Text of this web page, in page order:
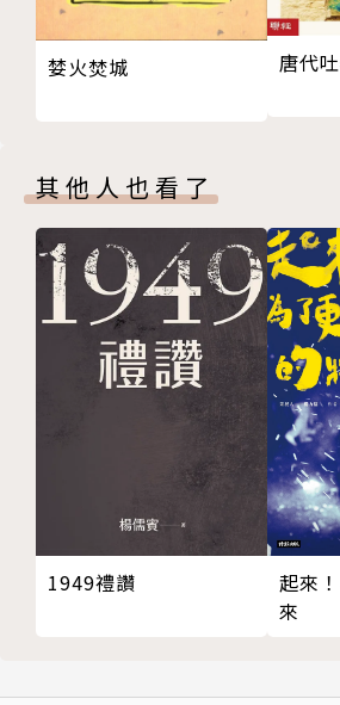
(以發表時間為序)
4/9
4/10
留下來就為了這一口氣！
不能在擊垮敵人之前，就先被彼此
我哭，可能是為父母的不諒解，也
恐懼。
站出來不一定會改變什麼，但不站
垃圾給我，你們繼續向前衝吧。
爸、媽，一起到立法院吧！
當國家已經違法，我們怎麼還能死
為了守護民主，我們再次相聚。
我希望大家可以再主動一點。
媽媽，我把工作辭掉了。
我希望在每個人心中種一朵太陽花
我們不僅是學生，也是這塊土地上
婪火焚城 唐代
其他人也看了
1949禮讚
起來
來